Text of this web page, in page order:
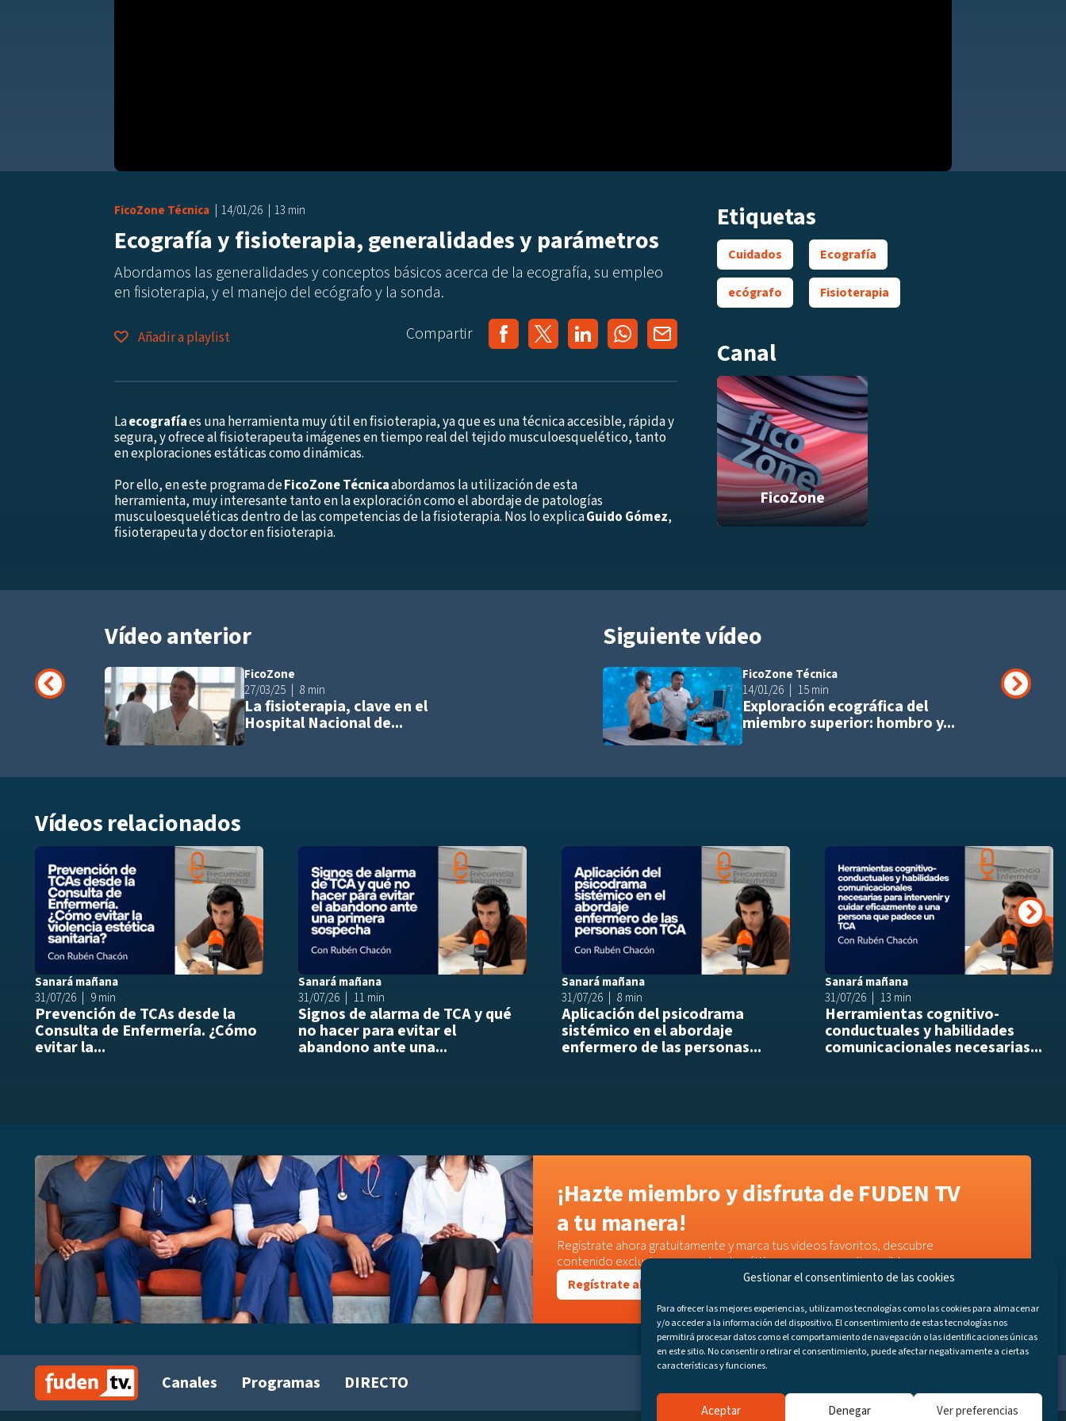
Gestionar el consentimiento de las cookies
Para ofrecer las mejores experiencias, utilizamos tecnologías como las cookies para almacenar
y/o acceder a la información del dispositivo. El consentimiento de estas tecnologías nos
permitirá procesar datos como el comportamiento de navegación o las identificaciones únicas
en este sitio. No consentir o retirar el consentimiento, puede afectar negativamente a ciertas
características y funciones.
Aceptar Denegar Ver preferencias
FicoZone Técnica 14/01/26 13 min
Ecografía y fisioterapia, generalidades y parámetros
Abordamos las generalidadesy conceptos básicos acerca de la ecografía, su empleo
en fisioterapia,y el manejo del ecógrafo y la sonda.
Añadir a playlist Compartir
Laecografíaes una herramienta muy útil en fisioterapia, ya que es una técnica accesible, rápida y
segura, y ofrece al fisioterapeuta imágenes en tiempo real del tejido musculoesquelético, tanto
en exploraciones estáticas como dinámicas.
Por ello, en este programa deFicoZone Técnicaabordamos la utilización de esta
herramienta, muy interesante tanto en la exploración como el abordaje de patologías
musculoesqueléticas dentro de las competencias de la fisioterapia. Nos lo explicaGuido Gómez,
fisioterapeuta y doctor en fisioterapia.
Etiquetas
Cuidados Ecografía
ecógrafo Fisioterapia
Canal
FicoZone
Vídeo anterior
FicoZone
27/03/25
8 min
La fisioterapia, clave en el
Hospital Nacional de...
Siguiente vídeo
Añadir a
FicoZone Técnica
14/01/26
15 min
Exploración ecográfica del
miembro superior: hombro y...
Vídeos relacionados
Añadir a playlist
Sanará mañana
31/07/26
9 min
Prevención de TCAs desde la
Consulta de Enfermería. ¿Cómo
evitar la...
Añadir a playlist
Sanará mañana
31/07/26
11 min
Signos de alarma de TCA y qué
no hacer para evitar el
abandono ante una...
Añadir a playlist
Sanará mañana
31/07/26
8 min
Aplicación del psicodrama
sistémico en el abordaje
enfermero de las personas...
Sanará mañana
31/07/26
13 min
Herramientas cognitivo-
conductuales y habilidades
comunicacionales necesarias...
¡Hazte miembro y disfruta de FUDEN TV
a tu manera!
Regístrate ahora gratuitamente y marca tus videos favoritos, descubre
contenido exclusivo o accede a los últimos programas disponibles.
Regístrate ahora
Canales Programas DIRECTO